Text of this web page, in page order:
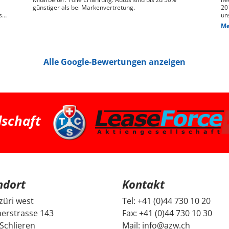
günstiger als bei Markenvertretung.
Alle Google-Bewertungen anzeigen
west
143
Kontakt
Tel: +41 (0)44 730 10 20
Fax: +41 (0)44 730 10 30
Mail: info@azw.ch